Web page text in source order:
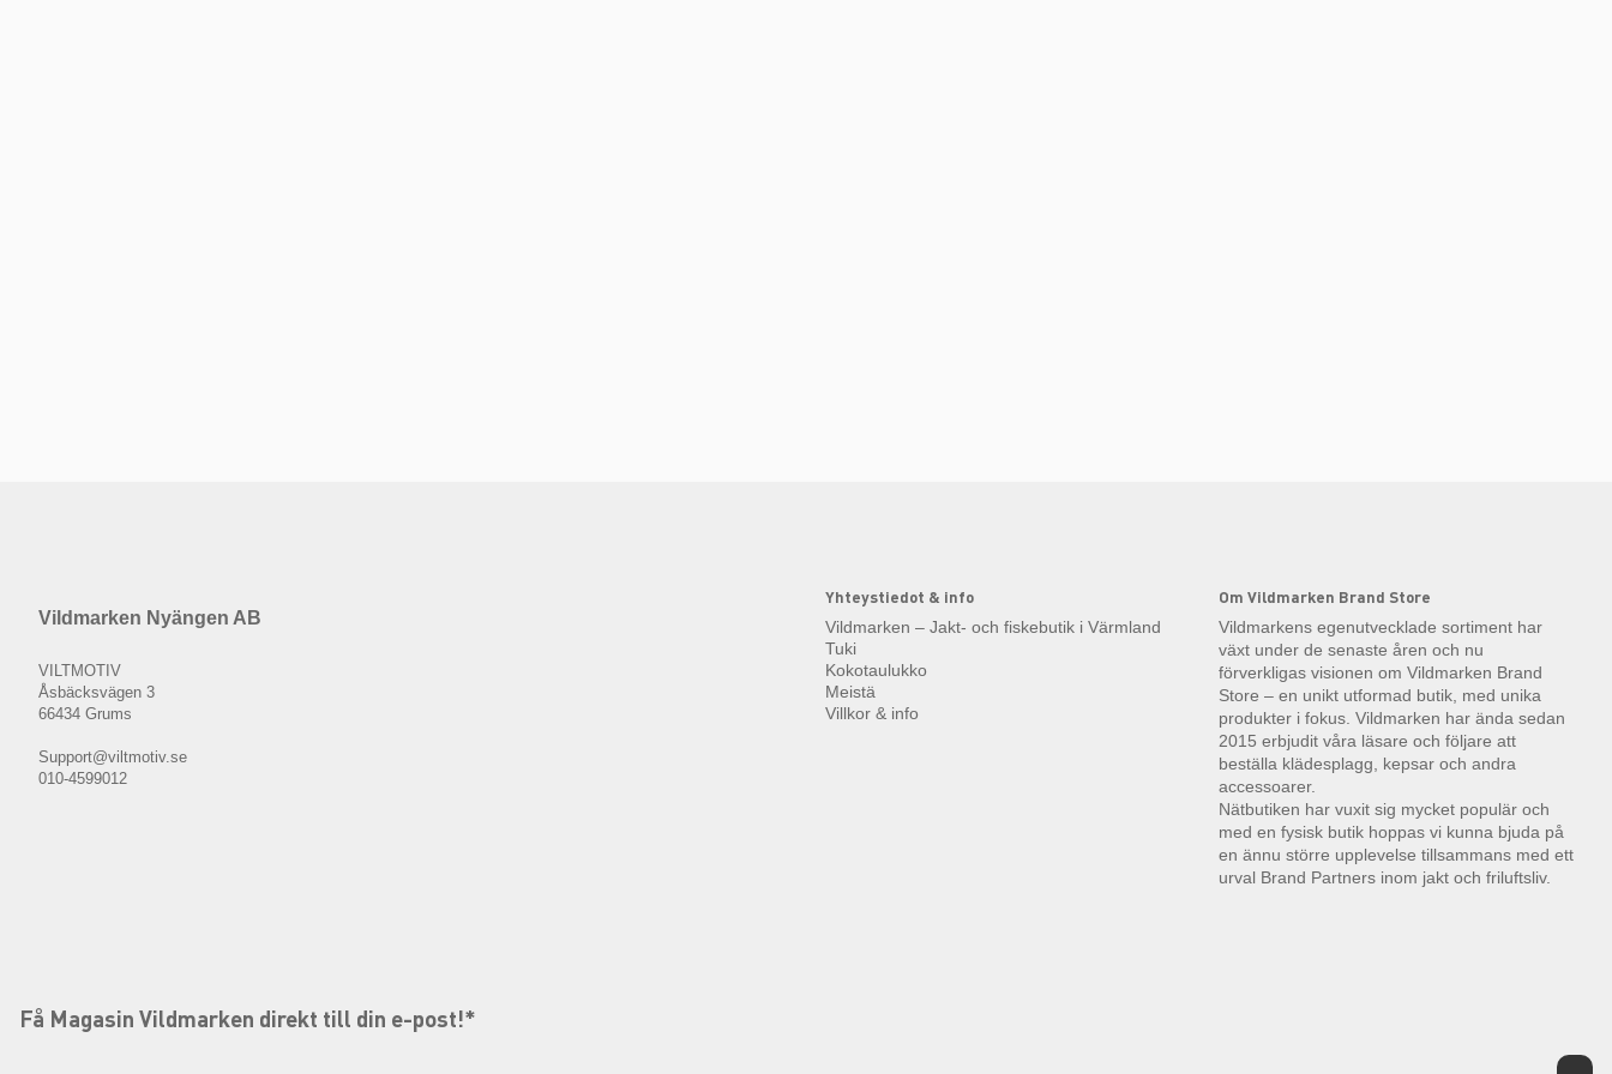
Vildmarken Nyängen AB
VILTMOTIV
Åsbäcksvägen 3
66434 Grums
Support@viltmotiv.se
010-4599012
Yhteystiedot & info
Vildmarken – Jakt- och fiskebutik i Värmland
Tuki
Kokotaulukko
Meistä
Villkor & info
Om Vildmarken Brand Store
Vildmarkens egenutvecklade sortiment har
växt under de senaste åren och nu
förverkligas visionen om Vildmarken Brand
Store – en unikt utformad butik, med unika
produkter i fokus. Vildmarken har ända sedan
2015 erbjudit våra läsare och följare att
beställa klädesplagg, kepsar och andra
accessoarer.
Nätbutiken har vuxit sig mycket populär och
med en fysisk butik hoppas vi kunna bjuda på
en ännu större upplevelse tillsammans med ett
urval Brand Partners inom jakt och friluftsliv.
Få Magasin Vildmarken direkt till din e-post!*